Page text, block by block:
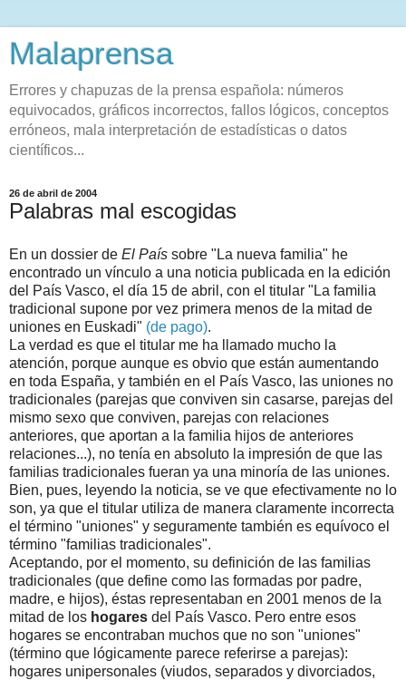
Malaprensa
Errores y chapuzas de la prensa española: números
equivocados, gráficos incorrectos, fallos lógicos, conceptos
erróneos, mala interpretación de estadísticas o datos
científicos...
26 de abril de 2004
Palabras mal escogidas
En un dossier de El País sobre "La nueva familia" he
encontrado un vínculo a una noticia publicada en la edición
del País Vasco, el día 15 de abril, con el titular "La familia
tradicional supone por vez primera menos de la mitad de
uniones en Euskadi" (de pago).
La verdad es que el titular me ha llamado mucho la
atención, porque aunque es obvio que están aumentando
en toda España, y también en el País Vasco, las uniones no
tradicionales (parejas que conviven sin casarse, parejas del
mismo sexo que conviven, parejas con relaciones
anteriores, que aportan a la familia hijos de anteriores
relaciones...), no tenía en absoluto la impresión de que las
familias tradicionales fueran ya una minoría de las uniones.
Bien, pues, leyendo la noticia, se ve que efectivamente no lo
son, ya que el titular utiliza de manera claramente incorrecta
el término "uniones" y seguramente también es equívoco el
término "familias tradicionales".
Aceptando, por el momento, su definición de las familias
tradicionales (que define como las formadas por padre,
madre, e hijos), éstas representaban en 2001 menos de la
mitad de los hogares del País Vasco. Pero entre esos
hogares se encontraban muchos que no son "uniones"
(término que lógicamente parece referirse a parejas):
hogares unipersonales (viudos, separados y divorciados,